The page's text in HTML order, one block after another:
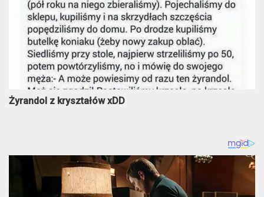
Żyrandol z kryształów xDD